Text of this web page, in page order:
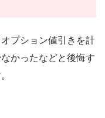
プション値引きを計
かったなどと後悔す